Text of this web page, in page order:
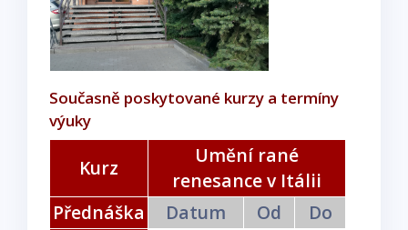
Současně poskytované kurzy a termíny
výuky
Kurz
Umění rané
renesance v Itálii
Přednáška
Datum Od
Do